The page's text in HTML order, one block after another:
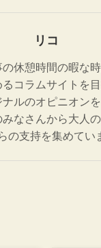
リコ
休憩時間の暇な
コラムサイトを
ルのオピニオン
なさんから大人
の支持を集めてい